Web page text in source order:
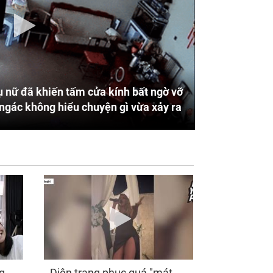
nữ đã khiến tấm cửa kính bất ngờ vỡ
không hiểu chuyện gì vừa xảy ra